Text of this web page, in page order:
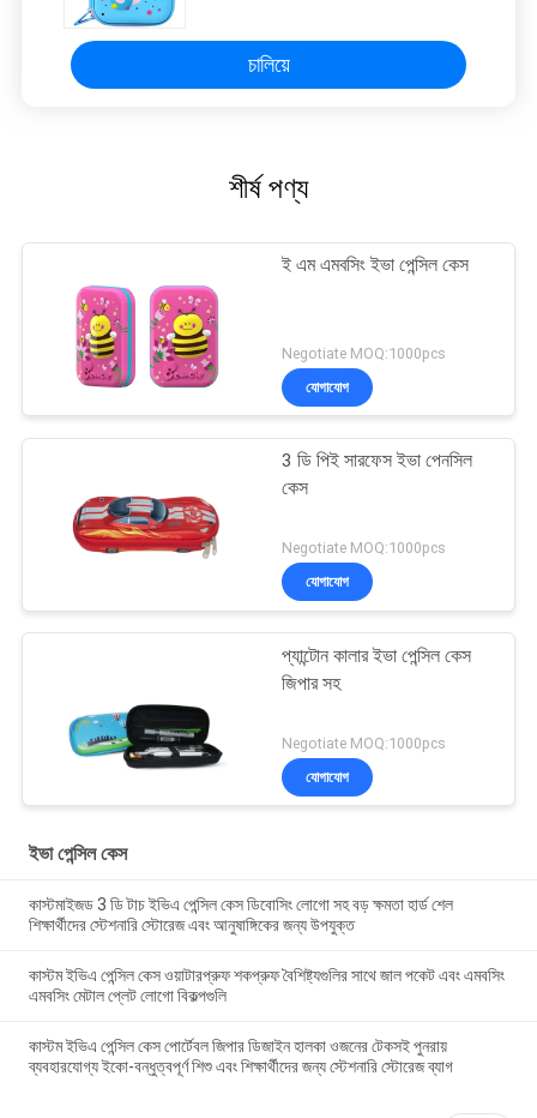
চালিয়ে
শীর্ষ পণ্য
ই এম এমবসিং ইভা পেন্সিল কেস
Negotiate MOQ:1000pcs
যোগাযোগ
3 ডি পিই সারফেস ইভা পেনসিল
কেস
Negotiate MOQ:1000pcs
যোগাযোগ
প্যান্টোন কালার ইভা পেন্সিল কেস
জিপার সহ
Negotiate MOQ:1000pcs
যোগাযোগ
ইভা পেন্সিল কেস
কাস্টমাইজড 3 ডি টাচ ইভিএ পেন্সিল কেস ডিবোসিং লোগো সহ বড় ক্ষমতা হার্ড শেল
শিক্ষার্থীদের স্টেশনারি স্টোরেজ এবং আনুষাঙ্গিকের জন্য উপযুক্ত
কাস্টম ইভিএ পেন্সিল কেস ওয়াটারপ্রুফ শকপ্রুফ বৈশিষ্ট্যগুলির সাথে জাল পকেট এবং এমবসিং
এমবসিং মেটাল প্লেট লোগো বিকল্পগুলি
কাস্টম ইভিএ পেন্সিল কেস পোর্টেবল জিপার ডিজাইন হালকা ওজনের টেকসই পুনরায়
ব্যবহারযোগ্য ইকো-বন্ধুত্বপূর্ণ শিশু এবং শিক্ষার্থীদের জন্য স্টেশনারি স্টোরেজ ব্যাগ